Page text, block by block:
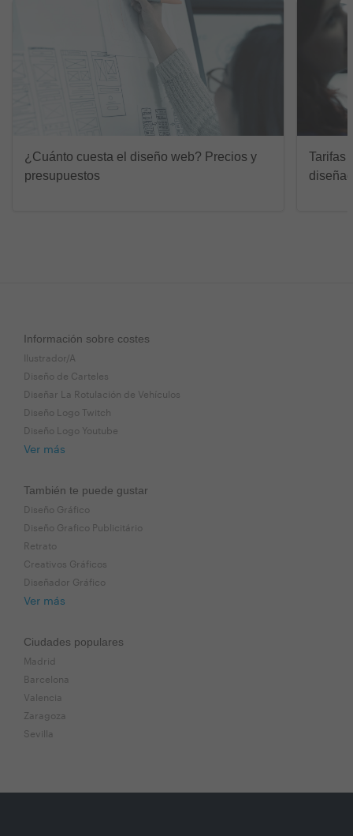
¿Cuánto cuesta el diseño web? Precios y
presupuestos
Tarifas
Información sobre costes
Ilustrador/A
Diseño de Carteles
Diseñar La Rotulación de Vehículos
Diseño Logo Twitch
Diseño Logo Youtube
Ver más
También te puede gustar
Diseño Gráfico
Diseño Grafico Publicitário
Retrato
Creativos Gráficos
Diseñador Gráfico
Ver más
Ciudades populares
Madrid
Barcelona
Valencia
Zaragoza
Sevilla